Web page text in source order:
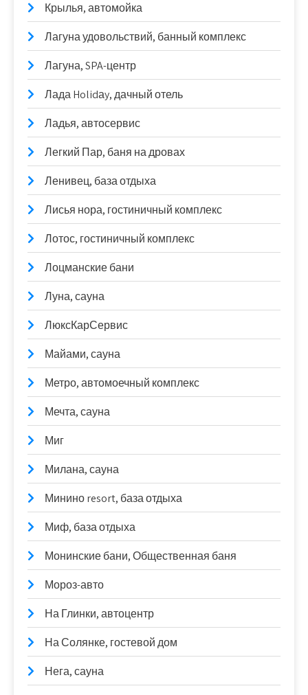
Крылья, автомойка
Лагуна удовольствий, банный комплекс
Лагуна, SPA-центр
Лада Holidаy, дачный отель
Ладья, автосервис
Легкий Пар, баня на дровах
Ленивец, база отдыха
Лисья нора, гостиничный комплекс
Лотос, гостиничный комплекс
Лоцманские бани
Луна, сауна
ЛюксКарСервис
Майами, сауна
Метро, автомоечный комплекс
Мечта, сауна
Миг
Милана, сауна
Минино resort, база отдыха
Миф, база отдыха
Монинские бани, Общественная баня
Мороз-авто
На Глинки, автоцентр
На Солянке, гостевой дом
Нега, сауна